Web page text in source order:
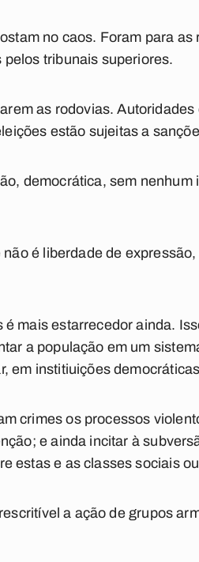
no caos. Foram para
pelos tribunais superiores.
as rodovias.
estão sujeitas a
democrática, sem nenhum
é liberdade de
mais estarrecedor ainda.
a população em um
em institiuições
crimes os processos
e ainda incitar à
estas e as classes sociais
a ação de grupos